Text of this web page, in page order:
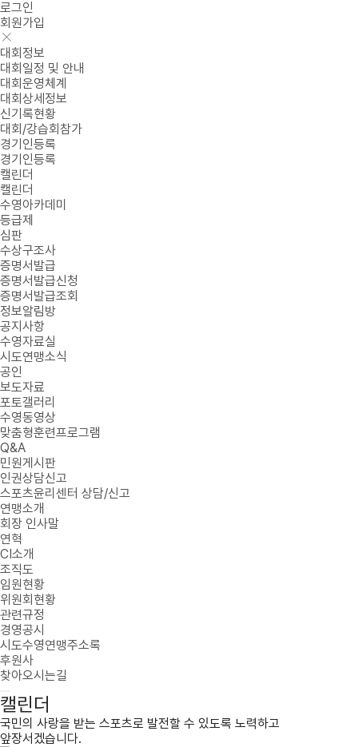
로그인
회원가입
대회정보
대회일정 및 안내
대회운영체계
대회상세정보
신기록현황
대회/강습회참가
경기인등록
경기인등록
캘린더
캘린더
수영아카데미
등급제
심판
수상구조사
증명서발급
증명서발급신청
증명서발급조회
정보알림방
공지사항
수영자료실
시도연맹소식
공인
보도자료
포토갤러리
수영동영상
맞춤형훈련프로그램
Q&A
민원게시판
인권상담신고
스포츠윤리센터 상담/신고
연맹소개
회장 인사말
연혁
CI소개
조직도
임원현황
위원회현황
관련규정
경영공시
시도수영연맹주소록
후원사
찾아오시는길
캘린더
국민의 사랑을 받는 스포츠로 발전할 수 있도록 노력하고
앞장서겠습니다.